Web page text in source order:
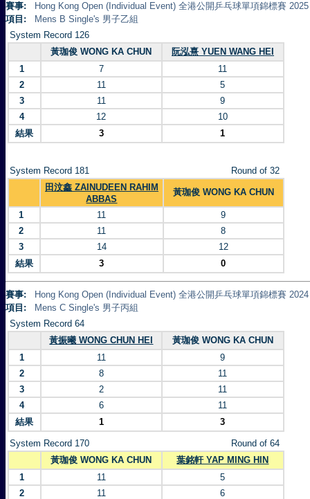
賽事:
Hong Kong Open (Individual Event) 全港公開乒乓球單項錦標賽 2025
項目:
Mens B Single's 男子乙組
System Record 126
黃珈俊 WONG KA CHUN
阮泓熹 YUEN WANG HEI
1
7
11
2
11
5
3
11
9
4
12
10
結果
3 1
System Record 181
Round of 32
田汶鑫 ZAINUDEEN RAHIM
ABBAS
黃珈俊 WONG KA CHUN
1 11
9
2
11
8
3
14
12
結果
3 0
賽事:
Hong Kong Open (Individual Event) 全港公開乒乓球單項錦標賽 2024
項目:
Mens C Single's 男子丙組
System Record 64
黃振曦 WONG CHUN HEI
黃珈俊 WONG KA CHUN
1
11
9
2
8
11
3
2
11
4
6
11
結果
1 3
System Record 170
Round of 64
黃珈俊 WONG KA CHUN
葉銘軒 YAP MING HIN
1
11
5
2
11
6